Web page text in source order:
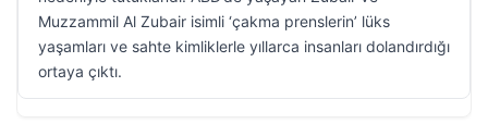
Muzzammil Al Zubair isimli ‘çakma prenslerin’ lüks
yaşamları ve sahte kimliklerle yıllarca insanları dolandırdığı
ortaya çıktı.